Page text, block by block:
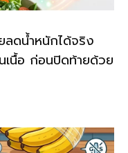
ลดน้ำหนักได้จริง
เนื้อ ก่อนปิดท้ายด้วย